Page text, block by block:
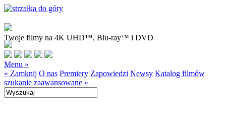
Twoje filmy na 4K UHD™, Blu-ray™ i DVD
Menu »
« Zamknij O nas Premiery Zapowiedzi Newsy Katalog filmów
szukanie zaawansowane »